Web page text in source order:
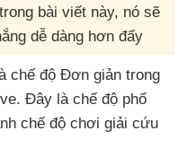
bài viết này, nó sẽ
dễ dàng hơn đấy
chế độ Đơn giản trong
. Đây là chế độ phổ
chế độ chơi giải cứu